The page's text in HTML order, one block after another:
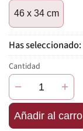
46 x 34 cm
Cantidad
− +
Añadir al carro